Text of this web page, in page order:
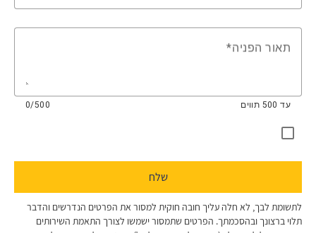
תאור הפניה
עד 500 תווים 0/500
שלח
לתשומת לבך, לא חלה עליך חובה חוקית למסור את הפרטים הנדרשים והדבר
תלוי ברצונך ובהסכמתך. ​הפרטים שתמסור ישמשו לצורך התאמת השירותים